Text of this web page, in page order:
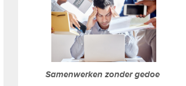
Samenwerken zonder gedoe